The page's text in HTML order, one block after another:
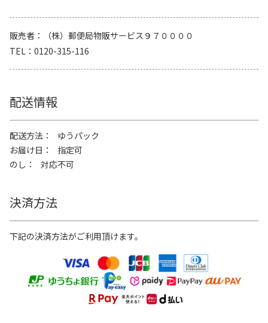
販売者
（株）郵便局物販サービス９７００００
TEL
0120-315-116
配送情報
配送方法
ゆうパック
お届け日
指定可
のし
対応不可
決済方法
下記の決済方法がご利用頂けます。